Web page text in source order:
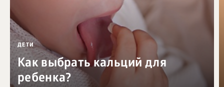
ДЕТИ
Как выбрать кальций для
ребенка?